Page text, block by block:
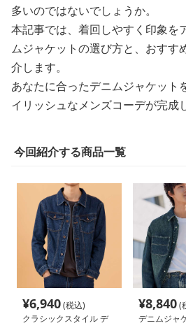
多いのではないでしょうか。
本記事では、着回しやすく印象を
ムジャケットの選び方と、おすす
介します。
あなたに合ったデニムジャケット
イリッシュなメンズコーデが完成
今回紹介する商品一覧
¥6,940(税込)
クラシックスタイル デ
¥8,840(
デニムジャ